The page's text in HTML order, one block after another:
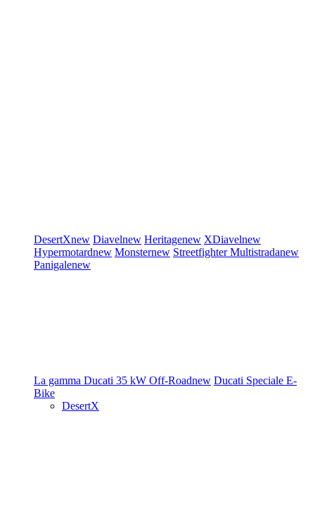
DesertXnew Diavelnew Heritagenew XDiavelnew
Hypermotardnew Monsternew StreetfighterMultistradanew
Panigalenew
La gamma Ducati 35 kW Off-Roadnew Ducati Speciale E-
Bike
DesertX